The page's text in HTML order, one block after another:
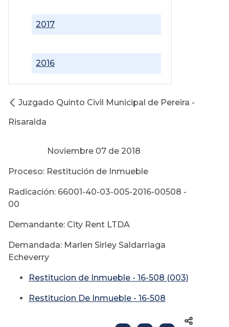
2016
2017
Juzgado Quinto Civil Municipal de Pereira -
Risaralda
Noviembre 07 de 2018
Proceso: Restitución de Inmueble
Radicación: 66001-40-03-005-2016-00508 -
00
Demandante: City Rent LTDA
Demandada: Marlen Sirley Saldarriaga
Echeverry
Restitucion de Inmueble - 16-508 (003)
Restitucion De Inmueble - 16-508